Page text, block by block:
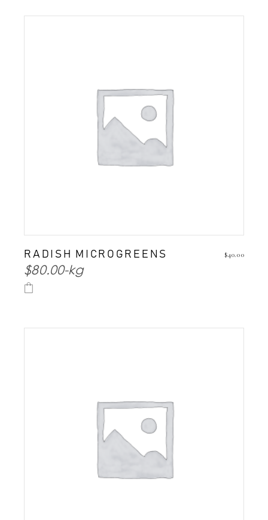
RADISH MICROGREENS $40.00
$80.00-kg